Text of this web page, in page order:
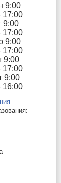
9:00
9:00
9:00
9:00
9:00